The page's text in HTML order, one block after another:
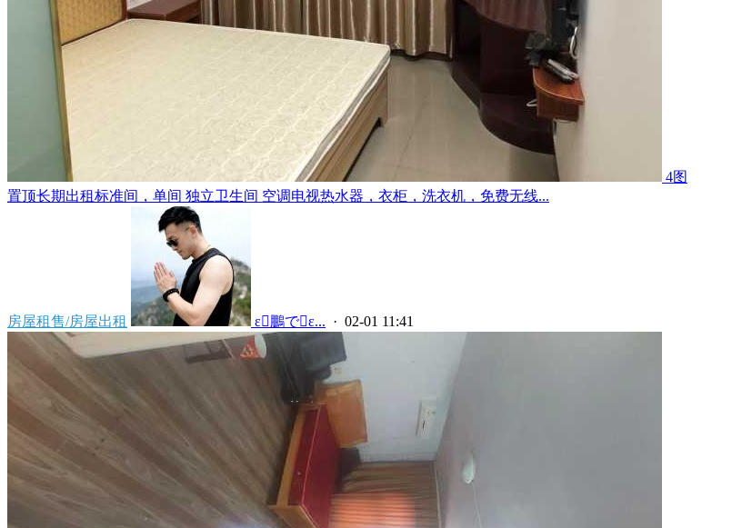
4图
置顶长期出租标准间，单间 独立卫生间 空调电视热水器，衣柜，洗衣机，免费无线...
房屋租售/房屋出租  ε鵬でε... · 02-01 11:41